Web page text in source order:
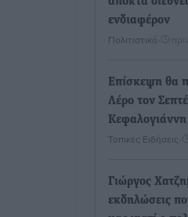
ενδιαφέρον
Πολιτιστικά
Επίσκεψη θα
Λέρο τον
Κεφαλογιάννη
Τοπικές Ειδήσεις
Γιώργος
εκδηλώσεις